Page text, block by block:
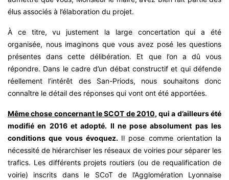
élus associés à l’élaboration du projet.
À ce titre, vu justement la large concertation qui a été
organisée, nous imaginons que vous avez posé les questions
présentes dans cette délibération. Et que l’on a dû vous
répondre. Dans le cadre d’un débat constructif et qui défende
réellement l’intérêt des San-Priods, nous souhaitons donc
connaître le détail des réponses qui vont ont été apportées.
Même chose concernant le SCOT de 2010, qui a d’ailleurs été
modifié en 2016 et adopté. Il ne pose absolument pas les
conditions que vous évoquez. Il pose comme orientation la
nécessité de hiérarchiser les réseaux de voiries pour séparer les
trafics. Les différents projets routiers (ou de requalification de
voirie) inscrits dans le SCoT de l’Agglomération Lyonnaise